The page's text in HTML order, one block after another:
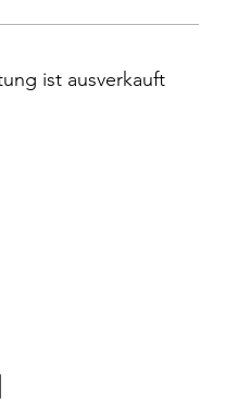
ist ausverkauft